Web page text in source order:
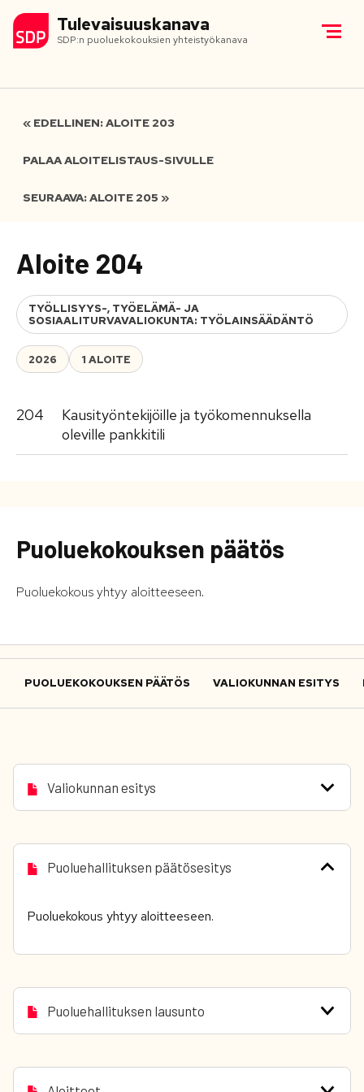
Tulevaisuuskanava
SDP:n puoluekokouksien yhteistyökanava
« EDELLINEN: ALOITE 203
PALAA ALOITELISTAUS-SIVULLE
SEURAAVA: ALOITE 205 »
Aloite 204
TYÖLLISYYS-, TYÖELÄMÄ- JA
SOSIAALITURVAVALIOKUNTA: TYÖLAINSÄÄDÄNTÖ
2026 1 ALOITE
204
Kausityöntekijöille ja työkomennuksella
oleville pankkitili
Puoluekokouksen päätös
Puoluekokous yhtyy aloitteeseen.
PUOLUEKOKOUKSEN PÄÄTÖS VALIOKUNNAN ESITYS
Valiokunnan esitys
Puoluehallituksen päätösesitys
Puoluekokous yhtyy aloitteeseen.
Puoluehallituksen lausunto